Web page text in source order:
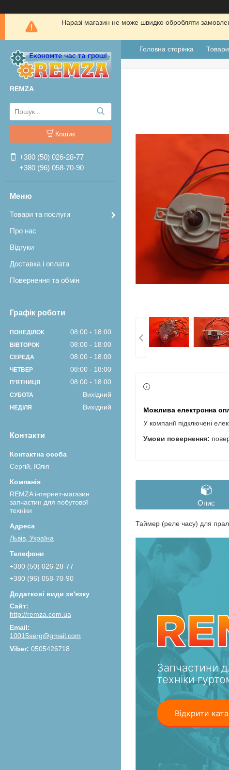
Наразі магазин не може швидко обробляти
REMZA
Кошик
+380 (50) 026-28-77
+380 (96) 058-70-90
Товари та послуги
Про нас
Відгуки
Доставка і оплата
Повернення та обмін
Графік роботи
ПОНЕДІЛОК 08:00 18:00
ВІВТОРОК 08:00 18:00
СЕРЕДА 08:00 18:00
ЧЕТВЕР 08:00 18:00
ПʼЯТНИЦЯ 08:00 18:00
СУБОТА Вихідний
НЕДІЛЯ Вихідний
Контакти
Сергій, Юлія
REMZA інтернет-магазин
запчастин для побутової
техніки
Львів, Україна
+380 (50) 026-28-77
+380 (96) 058-70-90
http://remza.com.ua
10015serg@gmail.com
0505426718
Головна сторінка
У компанії підключені
Опис
Таймер (реле часу) для
Запчастини
техніки
Відкрити